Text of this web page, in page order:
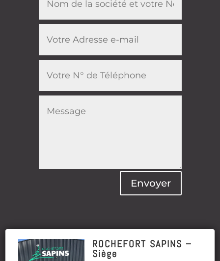
Envoyer
ROCHEFORT SAPINS –
Siège